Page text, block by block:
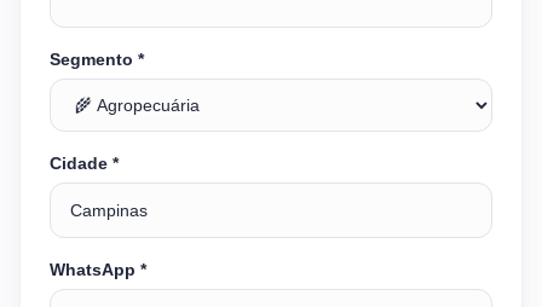
Segmento *
Cidade *
WhatsApp *